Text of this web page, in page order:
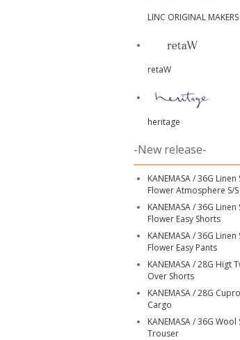
LINC ORIGINAL MAKERS
retaW
heritage
-New release-
KANEMASA / 36G Linen
Flower Atmosphere S/
KANEMASA / 36G Linen
Flower Easy Shorts
KANEMASA / 36G Linen
Flower Easy Pants
KANEMASA / 28G Higt
Over Shorts
KANEMASA / 28G
Cargo
KANEMASA / 36G Wool
Trouser